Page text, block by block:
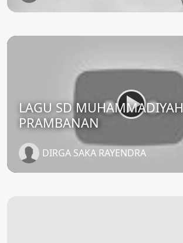
LAGU SD MUHAMMADIYAH
PRAMBANAN
DIRGA SAKA RAYENDRA